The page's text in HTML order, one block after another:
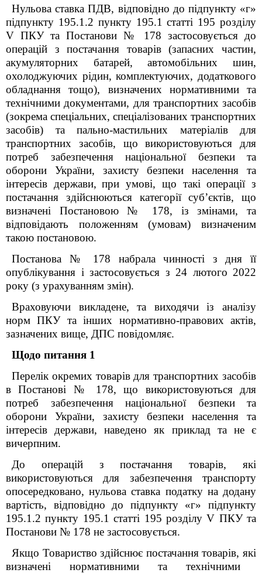
Нульова ставка ПДВ, відповідно до підпункту «г»
підпункту 195.1.2 пункту 195.1 статті 195 розділу
V ПКУ та Постанови № 178 застосовується до
операцій з постачання товарів (запасних частин,
акумуляторних батарей, автомобільних шин,
охолоджуючих рідин, комплектуючих, додаткового
обладнання тощо), визначених нормативними та
технічними документами, для транспортних засобів
(зокрема спеціальних, спеціалізованих транспортних
засобів) та пально-мастильних матеріалівдля
транспортних засобів, що використовуються для
потреб забезпечення національної безпеки та
оборони України, захисту безпеки населення та
інтересів держави, при умові, що такі операції з
постачання здійснюються категорії суб’єктів, що
визначені Постановою № 178, із змінами, та
відповідають положенням (умовам) визначеним
такою постановою.
Постанова № 178 набрала чинності з дня її
опублікування і застосовується з 24 лютого 2022
року (з урахуванням змін).
Враховуючи викладене, та виходячи із аналізу
норм ПКУ та інших нормативно-правових актів,
зазначених вище, ДПС повідомляє.
Щодо питання 1
Перелік окремих товарів для транспортних засобів
в Постанові № 178, що використовуються для
потреб забезпечення національної безпеки та
оборони України, захисту безпеки населення та
інтересів держави, наведено як приклад та не є
вичерпним.
До операцій з постачання товарів, які
використовуються для забезпечення транспорту
опосередковано, нульова ставка податку на додану
вартість, відповідно до підпункту «г» підпункту
195.1.2 пункту 195.1 статті 195 розділу V ПКУ та
Постанови № 178 не застосовується.
Якщо Товариство здійснює постачання товарів, які
визначені нормативними та технічними